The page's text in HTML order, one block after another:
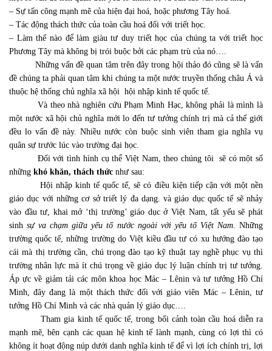
– Sự tấn công mạnh mẽ của hiện đại hoá, hoặc phương Tây hoá.
– Tác động thách thức của toàn cầu hoá đối với triết học.
– Làm thế nào để làm giàu tư duy triết học của chúng ta với triết học
Phương Tây mà không bị trói buộc bởi các phạm trù của nó….
Những vấn đề quan tâm trên đây trong hội thảo đó cũng sẽ là vấn
đề chúng ta phải quan tâm khi chúng ta một nước truyền thống châu Á và
thuộc hệ thống chủ nghĩa xã hội hội nhập kinh tế quốc tế.
Và theo nhà nghiên cứu Phạm Minh Hạc, không phải là mình là
một nước xã hội chủ nghĩa mới lo đến tư tưởng chính trị mà cả thế giới
đều lo vấn đề này. Nhiều nước còn buộc sinh viên tham gia nghĩa vụ
quân sự trước lúc vào trường đại học.
Đối với tình hình cụ thể Việt Nam, theo chúng tôi
sẽ có một số
những khó khăn, thách thức như sau:
Hội nhập kinh tế quốc tế, sẽ có điều kiện tiếp cận với một nền
giáo dục với những cơ sở triết lý đa dạng. và giáo dục quốc tế sẽ nhảy
vào đầu tư, khai mở ‘thị trường’ giáo dục ở Việt Nam, tất yếu sẽ phát
sinhsự va chạm giữa yếu tố nước ngoài với yếu tố Việt Nam. Những
trường quốc tế, những trường do Việt kiều đầu tư có xu hướng đào tạo
cái mà thị trường cần, chú trọng đào tạo kỹ thuật tay nghề phục vụ thì
trường nhân lực mà ít chú trọng về giáo dục lý luận chính trị tư tưởng.
Áp ực về giảm tải các môn khoa học Mác – Lênin và tư tưởng Hồ Chí
Minh, đây đang là một thách thức đối với giáo viên Mác – Lênin, tư
tưởng Hồ Chí Minh và các nhà quản lý giáo dục….
Tham gia kinh tế quốc tế, trong bối cảnh toàn cầu hoá diễn ra
mạnh mẽ, bên cạnh các quan hệ kinh tế lành mạnh, cùng có lợi thì có
không ít hoạt động núp dưới danh nghĩa kinh tế để vì lợi ích chính trị, lợi